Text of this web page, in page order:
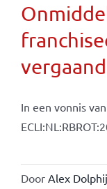
vergaand
In een vonnis
Door Alex